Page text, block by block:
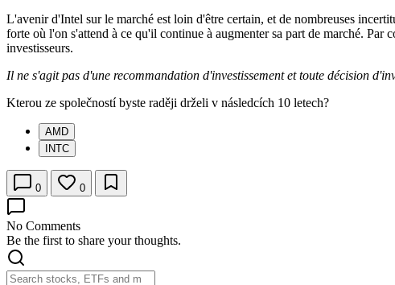
L'avenir d'Intel sur le marché est loin d'être certain, et de nombreuses
forte où l'on s'attend à ce qu'il continue à augmenter sa part de marché.
investisseurs.
Il ne s'agit pas d'une recommandation d'investissement et toute décision
Kterou ze společností byste raději drželi v následcích 10 letech?
AMD
INTC
0 0
No Comments
Be the first to share your thoughts.